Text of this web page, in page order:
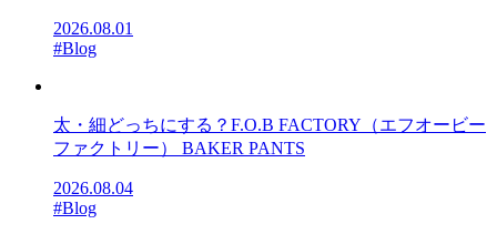
2026.08.01
#Blog
太・細どっちにする？F.O.B FACTORY（エフオービー
ファクトリー） BAKER PANTS
2026.08.04
#Blog